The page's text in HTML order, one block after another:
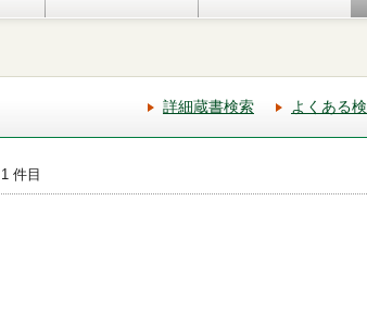
詳細蔵書検索 よくある
件目